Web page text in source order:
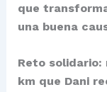
que
una buena
Reto solidario:
km que Dani